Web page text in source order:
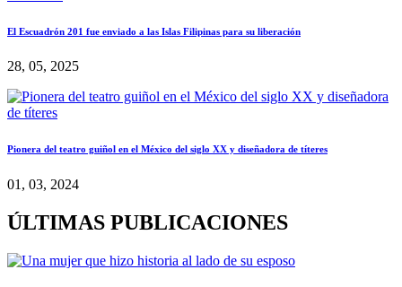
El Escuadrón 201 fue enviado a las Islas Filipinas para su liberación
28, 05, 2025
Pionera del teatro guiñol en el México del siglo XX y diseñadora de títeres
01, 03, 2024
ÚLTIMAS PUBLICACIONES